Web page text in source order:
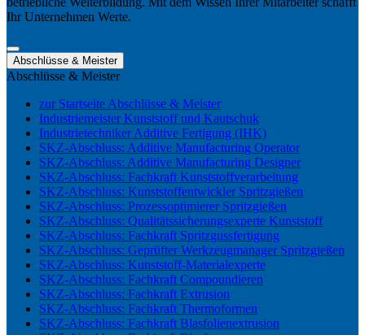
Ihr Unternehmen Werte.
Abschlüsse & Meister
Abschlüsse & Meister
zur Startseite Abschlüsse & Meister
Industriemeister Kunststoff und Kautschuk
Industrietechniker Additive Fertigung (IHK)
SKZ-Abschluss: Additive Manufacturing Operator
SKZ-Abschluss: Additive Manufacturing Designer
SKZ-Abschluss: Fachkraft Kunststoffverarbeitung
SKZ-Abschluss: Kunststoffentwickler Spritzgießen
SKZ-Abschluss: Prozessoptimierer Spritzgießen
SKZ-Abschluss: Qualitätssicherungsexperte Kunststoff
SKZ-Abschluss: Fachkraft Spritzgussfertigung
SKZ-Abschluss: Geprüfter Werkzeugmanager Spritzgießen
SKZ-Abschluss: Kunststoff-Materialexperte
SKZ-Abschluss: Fachkraft Compoundieren
SKZ-Abschluss: Fachkraft Extrusion
SKZ-Abschluss: Fachkraft Thermoformen
SKZ-Abschluss: Fachkraft Blasfolienextrusion